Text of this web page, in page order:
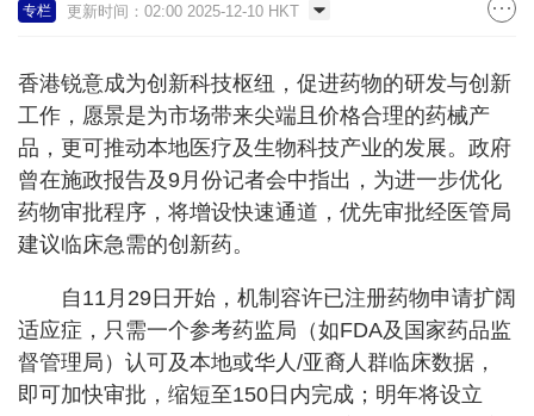
专栏 更新时间：02:00 2025-12-10 HKT
香港锐意成为创新科技枢纽，促进药物的研发与创新
工作，愿景是为市场带来尖端且价格合理的药械产
品，更可推动本地医疗及生物科技产业的发展。政府
曾在施政报告及9月份记者会中指出，为进一步优化
药物审批程序，将增设快速通道，优先审批经医管局
建议临床急需的创新药。
自11月29日开始，机制容许已注册药物申请扩阔
适应症，只需一个参考药监局（如FDA及国家药品监
督管理局）认可及本地或华人/亚裔人群临床数据，
即可加快审批，缩短至150日内完成；明年将设立